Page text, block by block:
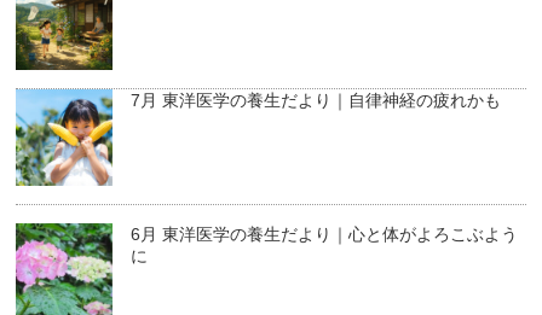
7月 東洋医学の養生だより｜自律神経の疲れかも
6月 東洋医学の養生だより｜心と体がよろこぶよう
に